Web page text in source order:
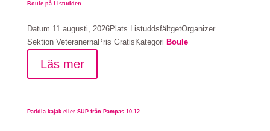
Boule på Listudden
Datum 11 augusti, 2026Plats ListuddsfältgetOrganizer
Sektion VeteranernaPris Gratis Kategori Boule
Läs mer
Paddla kajak eller SUP från Pampas 10-12